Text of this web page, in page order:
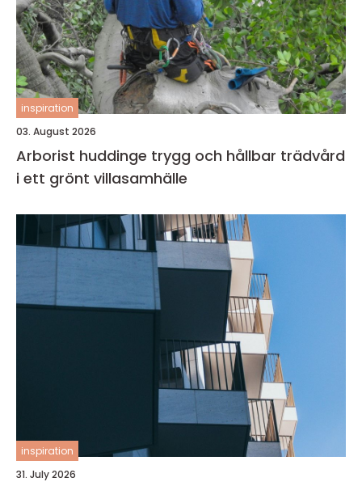
inspiration
03. August 2026
Arborist huddinge trygg och hållbar trädvård
i ett grönt villasamhälle
inspiration
31. July 2026